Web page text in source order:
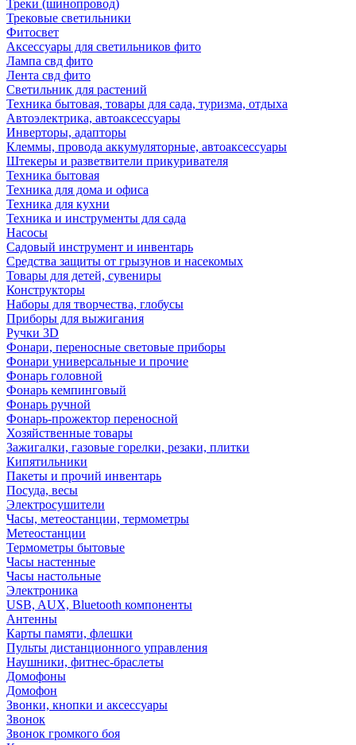
Треки (шинопровод)
Трековые светильники
Фитосвет
Аксессуары для светильников фито
Лампа свд фито
Лента свд фито
Светильник для растений
Техника бытовая, товары для сада, туризма, отдыха
Автоэлектрика, автоаксессуары
Инверторы, адапторы
Клеммы, провода аккумуляторные, автоаксессуары
Штекеры и разветвители прикуривателя
Техника бытовая
Техника для дома и офиса
Техника для кухни
Техника и инструменты для сада
Насосы
Садовый инструмент и инвентарь
Средства защиты от грызунов и насекомых
Товары для детей, сувениры
Конструкторы
Наборы для творчества, глобусы
Приборы для выжигания
Ручки 3D
Фонари, переносные световые приборы
Фонари универсальные и прочие
Фонарь головной
Фонарь кемпинговый
Фонарь ручной
Фонарь-прожектор переносной
Хозяйственные товары
Зажигалки, газовые горелки, резаки, плитки
Кипятильники
Пакеты и прочий инвентарь
Посуда, весы
Электросушители
Часы, метеостанции, термометры
Метеостанции
Термометры бытовые
Часы настенные
Часы настольные
Электроника
USB, AUX, Bluetooth компоненты
Антенны
Карты памяти, флешки
Пульты дистанционного управления
Наушники, фитнес-браслеты
Домофоны
Домофон
Звонки, кнопки и аксессуары
Звонок
Звонок громкого боя